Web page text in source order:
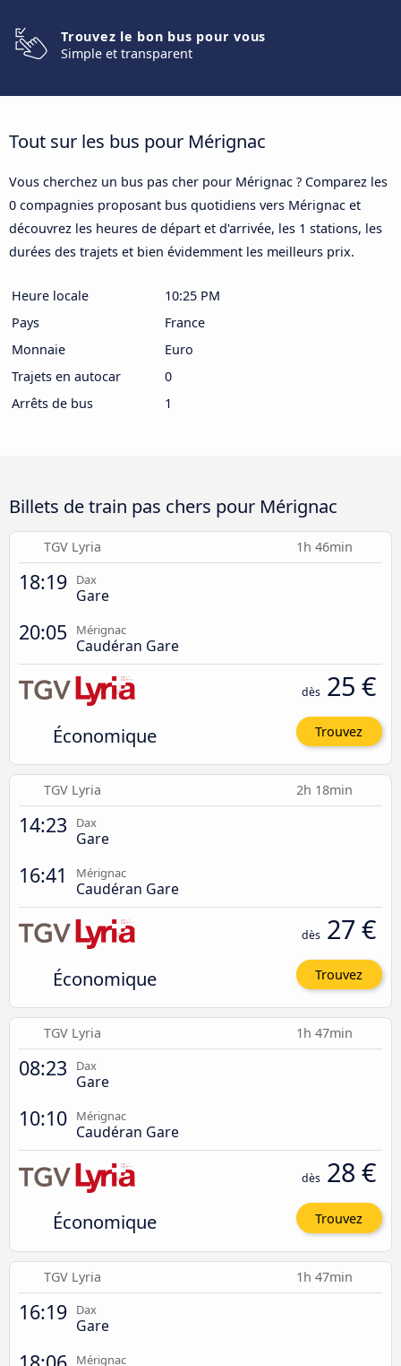
Trouvez le bon bus pour vous
Simple et transparent
Tout sur les bus pour Mérignac
Vous cherchez un bus pas cher pour Mérignac ? Comparez les
0 compagnies proposant bus quotidiens vers Mérignac et
découvrez les heures de départ et d'arrivée, les 1 stations, les
durées des trajets et bien évidemment les meilleurs prix.
Heure locale
10:25 PM
Pays
France
Monnaie
Euro
Trajets en autocar
0
Arrêts de bus
1
Billets de train pas chers pour Mérignac
TGV Lyria 1h 46min
18:19 Dax
Gare
20:05 Mérignac
Caudéran Gare
Économique
dès 25 €
Trouvez
TGV Lyria 2h 18min
14:23 Dax
Gare
16:41 Mérignac
Caudéran Gare
Économique
dès 27 €
Trouvez
TGV Lyria 1h 47min
08:23 Dax
Gare
10:10 Mérignac
Caudéran Gare
Économique
dès 28 €
Trouvez
TGV Lyria 1h 47min
16:19 Dax
Gare
Mérignac